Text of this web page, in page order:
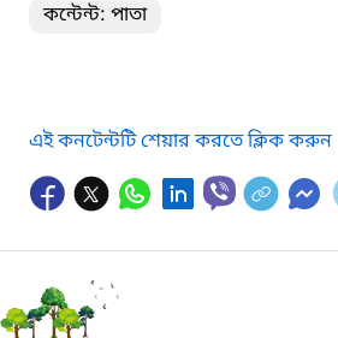
কন্টেন্ট: পাতা
এই কনটেন্টটি শেয়ার করতে ক্লিক করুন